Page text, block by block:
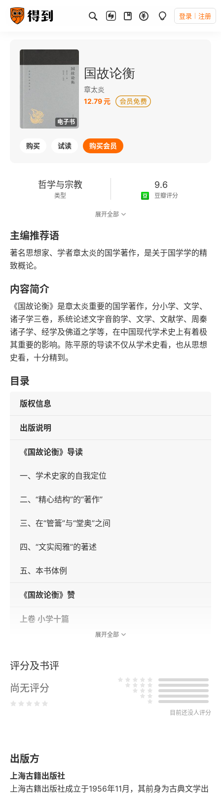
登录 注册
电子书
国故论衡
章太炎
12.79 元
购买 试读 购买会员
哲学与宗教
类型
9.6
豆瓣评分
2019-05-01
发行日期
展开全部
主编推荐语
著名思想家、学者章太炎的国学著作，是关于国学学的精
致概论。
内容简介
《国故论衡》是章太炎重要的国学著作，分小学、文学、
诸子学三卷，系统论述文字音韵学、文学、文献学、周秦
诸子学、经学及佛道之学等，在中国现代学术史上有着极
其重要的影响。陈平原的导读不仅从学术史看，也从思想
史看，十分精到。
目录
版权信息
出版说明
《国故论衡》导读
一、学术史家的自我定位
二、“精心结构”的“著作”
三、在“管籥”与“堂奥”之间
四、“文实闳雅”的著述
五、本书体例
《国故论衡》赞
上卷 小学十篇
成均图
一字重音说
古双声说
语言缘起说
展开全部
评分及书评
尚无评分
目前还没人评分
出版方
上海古籍出版社
上海古籍出版社成立于1956年11月，其前身为古典文学出